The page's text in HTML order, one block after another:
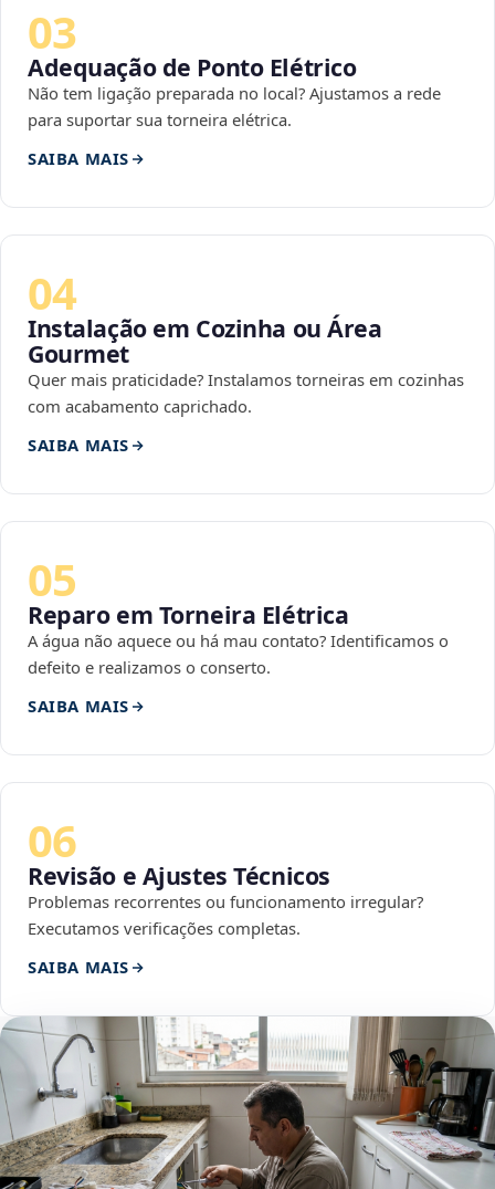
03
Adequação de Ponto Elétrico
Não tem ligação preparada no local? Ajustamos a rede
para suportar sua torneira elétrica.
SAIBA MAIS
04
Instalação em Cozinha ou Área
Gourmet
Quer mais praticidade? Instalamos torneiras em cozinhas
com acabamento caprichado.
SAIBA MAIS
05
Reparo em Torneira Elétrica
A água não aquece ou há mau contato? Identificamos o
defeito e realizamos o conserto.
SAIBA MAIS
06
Revisão e Ajustes Técnicos
Problemas recorrentes ou funcionamento irregular?
Executamos verificações completas.
SAIBA MAIS